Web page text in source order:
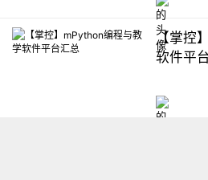
【掌控
软件平